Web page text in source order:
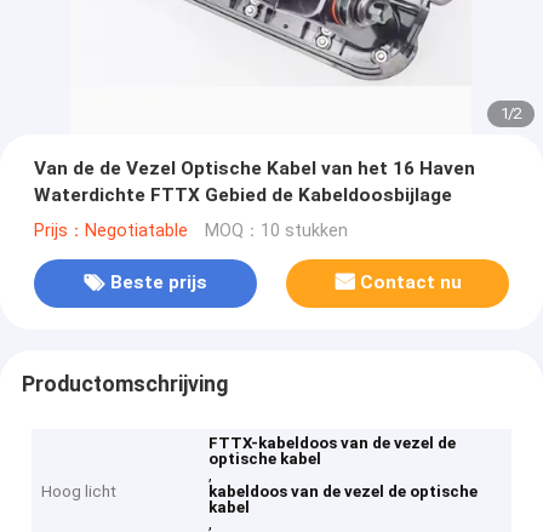
1/2
Van de de Vezel Optische Kabel van het 16 Haven
Waterdichte FTTX Gebied de Kabeldoosbijlage
Prijs：Negotiatable MOQ：10 stukken
Beste prijs Contact nu
Productomschrijving
Hoog licht
FTTX-kabeldoos van de vezel de
optische kabel
,
kabeldoos van de vezel de optische
kabel
,